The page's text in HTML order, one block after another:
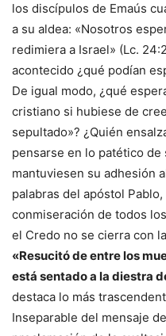
los discípulos de Emaús
a su aldea: «Nosotros
redimiera a Israel» (Lc.
acontecido ¿qué podían
De igual modo, ¿qué
cristiano si hubiese de
sepultado»? ¿Quién
pensarse en lo patético
mantuviesen su adhesión
palabras del apóstol
conmiseración de todos
el Credo no se cierra con
«Resucitó de entre los
está sentado a la diestra
destaca lo más
Inseparable del mensaje